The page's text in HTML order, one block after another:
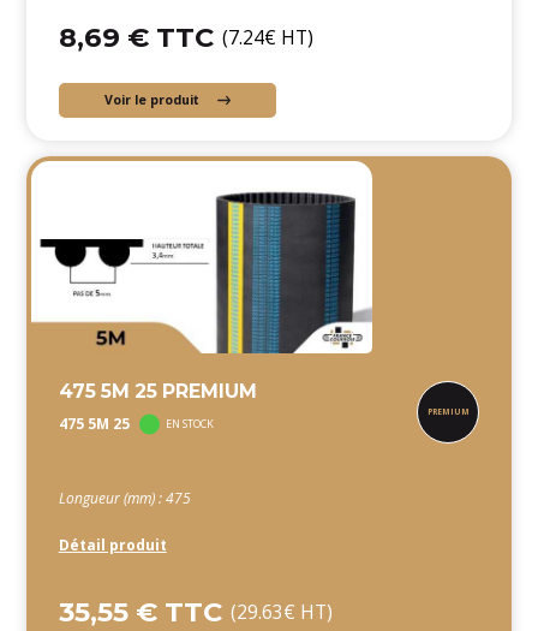
8,69 € TTC (7.24€ HT)
Voir le produit
475 5M 25 PREMIUM
475 5M 25 EN STOCK
Longueur (mm) : 475
Détail produit
35,55 € TTC (29.63€ HT)